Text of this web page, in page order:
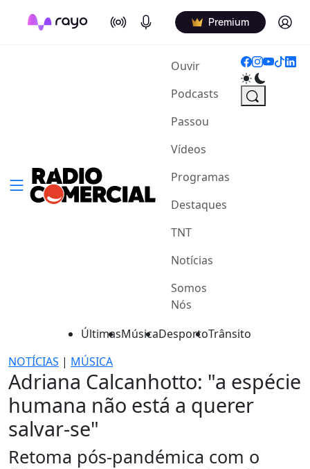
On Air Podcasts Premium Log in
Ouvir(current)
Podcasts
Passou
Vídeos
Programas
Destaques
TNT
Notícias
Somos
Nós
ÚltimasMúsicaDesportoTrânsito
NOTÍCIAS | MÚSICA
Adriana Calcanhotto: "a espécie
humana não está a querer
salvar-se"
Retoma pós-pandémica com o